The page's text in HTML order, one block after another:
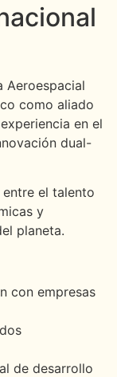
Aeroespacial
como aliado
en el
dual-
el talento
y
planeta.
con empresas
de desarrollo